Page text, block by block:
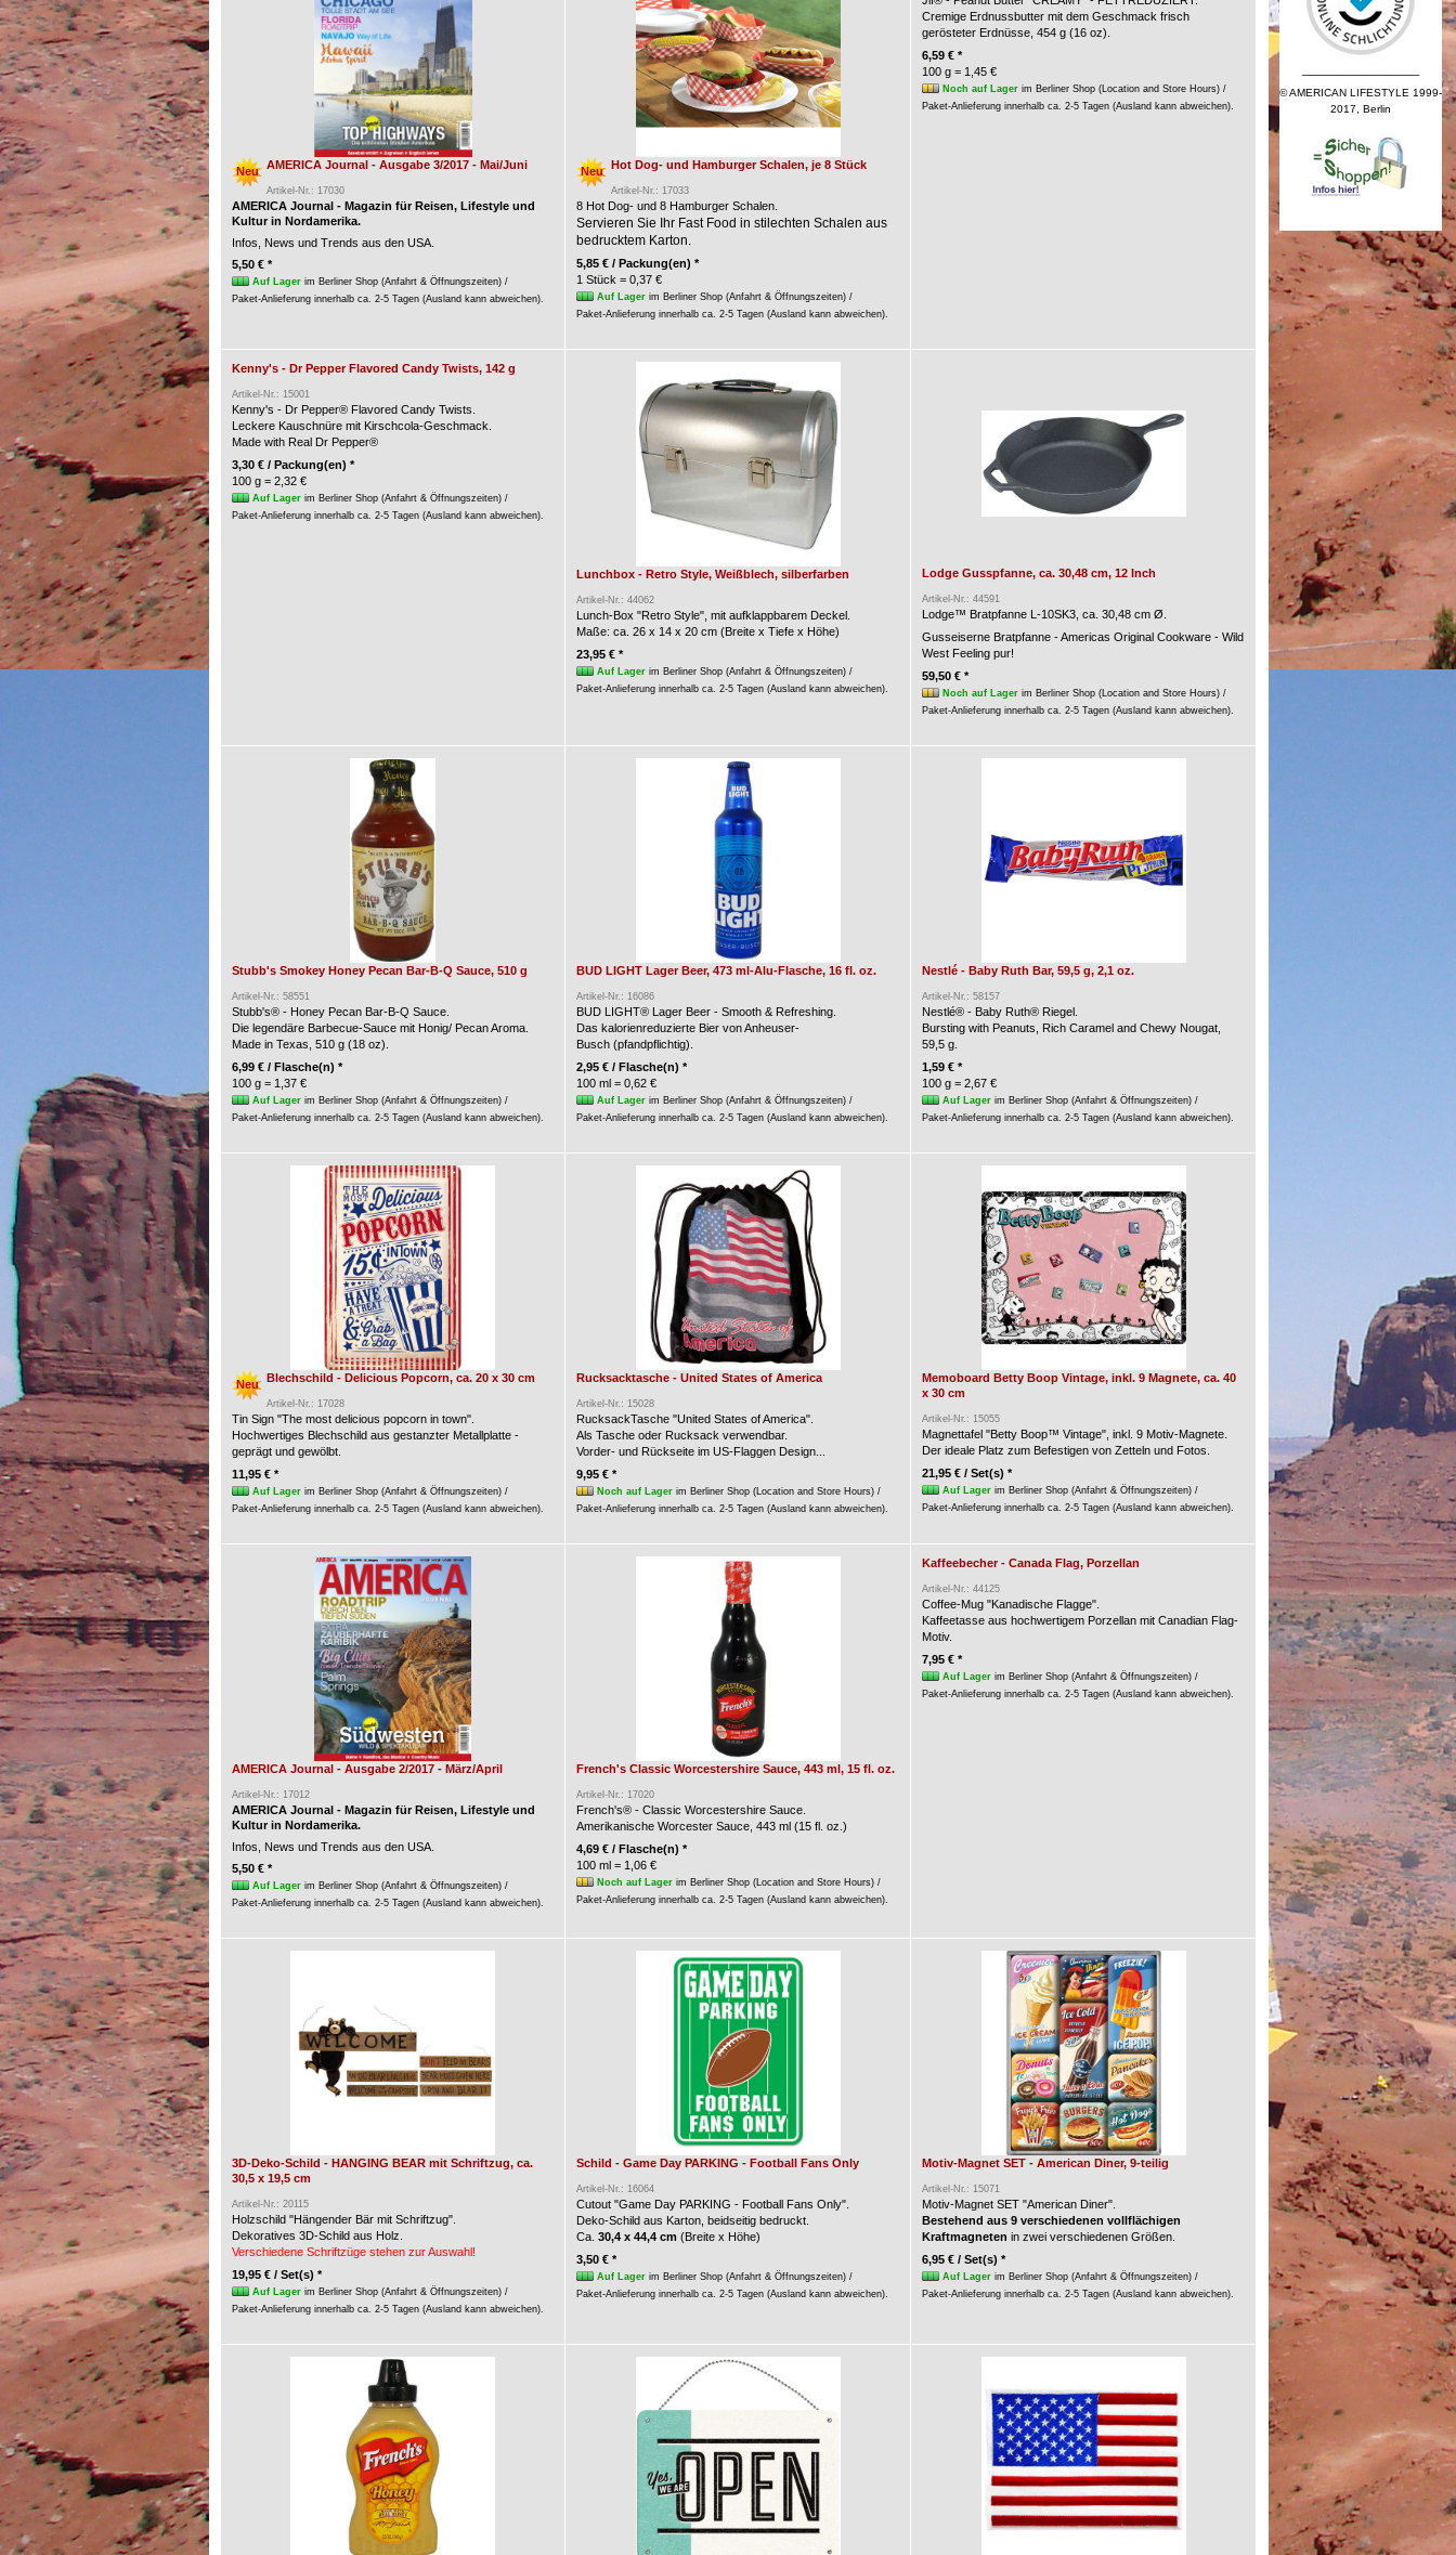
© AMERICAN LIFESTYLE 1999-
2017, Berlin
Neu AMERICA Journal - Ausgabe 3/2017 - Mai/Juni
Artikel-Nr.: 17030
AMERICA Journal - Magazin für Reisen, Lifestyle und
Kultur in Nordamerika.
Infos, News und Trends aus den USA.
5,50 € *
Auf Lager im Berliner Shop (Anfahrt & Öffnungszeiten) /
Paket-Anlieferung innerhalb ca. 2-5 Tagen (Ausland kann abweichen).
Neu Hot Dog- und Hamburger Schalen, je 8 Stück
Artikel-Nr.: 17033
8 Hot Dog- und 8 Hamburger Schalen.
Servieren Sie Ihr Fast Food in stilechten Schalen aus
bedrucktem Karton.
5,85 € / Packung(en) *
1 Stück = 0,37 €
Auf Lager im Berliner Shop (Anfahrt & Öffnungszeiten) /
Paket-Anlieferung innerhalb ca. 2-5 Tagen (Ausland kann abweichen).
Cremige Erdnussbutter mit dem Geschmack frisch
gerösteter Erdnüsse, 454 g (16 oz).
6,59 € *
100 g = 1,45 €
Noch auf Lager im Berliner Shop (Location and Store Hours) /
Paket-Anlieferung innerhalb ca. 2-5 Tagen (Ausland kann abweichen).
Kenny's - Dr Pepper Flavored Candy Twists, 142 g
Artikel-Nr.: 15001
Kenny's - Dr Pepper® Flavored Candy Twists.
Leckere Kauschnüre mit Kirschcola-Geschmack.
Made with Real Dr Pepper®
3,30 € / Packung(en) *
100 g = 2,32 €
Auf Lager im Berliner Shop (Anfahrt & Öffnungszeiten) /
Paket-Anlieferung innerhalb ca. 2-5 Tagen (Ausland kann abweichen).
Lunchbox - Retro Style, Weißblech, silberfarben
Artikel-Nr.: 44062
Lunch-Box "Retro Style", mit aufklappbarem Deckel.
Maße: ca. 26 x 14 x 20 cm (Breite x Tiefe x Höhe)
23,95 € *
Auf Lager im Berliner Shop (Anfahrt & Öffnungszeiten) /
Paket-Anlieferung innerhalb ca. 2-5 Tagen (Ausland kann abweichen).
Lodge Gusspfanne, ca. 30,48 cm, 12 Inch
Artikel-Nr.: 44591
Lodge™ Bratpfanne L-10SK3, ca. 30,48 cm Ø.
Gusseiserne Bratpfanne - Americas Original Cookware - Wild
West Feeling pur!
59,50 € *
Noch auf Lager im Berliner Shop (Location and Store Hours) /
Paket-Anlieferung innerhalb ca. 2-5 Tagen (Ausland kann abweichen).
Stubb's Smokey Honey Pecan Bar-B-Q Sauce, 510 g
Artikel-Nr.: 58551
Stubb's® - Honey Pecan Bar-B-Q Sauce.
Die legendäre Barbecue-Sauce mit Honig/ Pecan Aroma.
Made in Texas, 510 g (18 oz).
6,99 € / Flasche(n) *
100 g = 1,37 €
Auf Lager im Berliner Shop (Anfahrt & Öffnungszeiten) /
Paket-Anlieferung innerhalb ca. 2-5 Tagen (Ausland kann abweichen).
BUD LIGHT Lager Beer, 473 ml-Alu-Flasche, 16 fl. oz.
Artikel-Nr.: 16086
BUD LIGHT® Lager Beer - Smooth & Refreshing.
Das kalorienreduzierte Bier von Anheuser-
Busch (pfandpflichtig).
2,95 € / Flasche(n) *
100 ml = 0,62 €
Auf Lager im Berliner Shop (Anfahrt & Öffnungszeiten) /
Paket-Anlieferung innerhalb ca. 2-5 Tagen (Ausland kann abweichen).
Nestlé - Baby Ruth Bar, 59,5 g, 2,1 oz.
Artikel-Nr.: 58157
Nestlé® - Baby Ruth® Riegel.
Bursting with Peanuts, Rich Caramel and Chewy Nougat,
59,5 g.
1,59 € *
100 g = 2,67 €
Auf Lager im Berliner Shop (Anfahrt & Öffnungszeiten) /
Paket-Anlieferung innerhalb ca. 2-5 Tagen (Ausland kann abweichen).
Neu Blechschild - Delicious Popcorn, ca. 20 x 30 cm
Artikel-Nr.: 17028
Tin Sign "The most delicious popcorn in town".
Hochwertiges Blechschild aus gestanzter Metallplatte -
geprägt und gewölbt.
11,95 € *
Auf Lager im Berliner Shop (Anfahrt & Öffnungszeiten) /
Paket-Anlieferung innerhalb ca. 2-5 Tagen (Ausland kann abweichen).
Rucksacktasche - United States of America
Artikel-Nr.: 15028
RucksackTasche "United States of America".
Als Tasche oder Rucksack verwendbar.
Vorder- und Rückseite im US-Flaggen Design...
9,95 € *
Noch auf Lager im Berliner Shop (Location and Store Hours) /
Paket-Anlieferung innerhalb ca. 2-5 Tagen (Ausland kann abweichen).
Memoboard Betty Boop Vintage, inkl. 9 Magnete, ca. 40
x 30 cm
Artikel-Nr.: 15055
Magnettafel "Betty Boop™ Vintage", inkl. 9 Motiv-Magnete.
Der ideale Platz zum Befestigen von Zetteln und Fotos.
21,95 € / Set(s) *
Auf Lager im Berliner Shop (Anfahrt & Öffnungszeiten) /
Paket-Anlieferung innerhalb ca. 2-5 Tagen (Ausland kann abweichen).
AMERICA Journal - Ausgabe 2/2017 - März/April
Artikel-Nr.: 17012
AMERICA Journal - Magazin für Reisen, Lifestyle und
Kultur in Nordamerika.
Infos, News und Trends aus den USA.
5,50 € *
Auf Lager im Berliner Shop (Anfahrt & Öffnungszeiten) /
Paket-Anlieferung innerhalb ca. 2-5 Tagen (Ausland kann abweichen).
French's Classic Worcestershire Sauce, 443 ml, 15 fl. oz.
Artikel-Nr.: 17020
French's® - Classic Worcestershire Sauce.
Amerikanische Worcester Sauce, 443 ml (15 fl. oz.)
4,69 € / Flasche(n) *
100 ml = 1,06 €
Noch auf Lager im Berliner Shop (Location and Store Hours) /
Paket-Anlieferung innerhalb ca. 2-5 Tagen (Ausland kann abweichen).
Kaffeebecher - Canada Flag, Porzellan
Artikel-Nr.: 44125
Coffee-Mug "Kanadische Flagge".
Kaffeetasse aus hochwertigem Porzellan mit Canadian Flag-
Motiv.
7,95 € *
Auf Lager im Berliner Shop (Anfahrt & Öffnungszeiten) /
Paket-Anlieferung innerhalb ca. 2-5 Tagen (Ausland kann abweichen).
3D-Deko-Schild - HANGING BEAR mit Schriftzug, ca.
30,5 x 19,5 cm
Artikel-Nr.: 20115
Holzschild "Hängender Bär mit Schriftzug".
Dekoratives 3D-Schild aus Holz.
Verschiedene Schriftzüge stehen zur Auswahl!
19,95 € / Set(s) *
Auf Lager im Berliner Shop (Anfahrt & Öffnungszeiten) /
Paket-Anlieferung innerhalb ca. 2-5 Tagen (Ausland kann abweichen).
Schild - Game Day PARKING - Football Fans Only
Artikel-Nr.: 16064
Cutout "Game Day PARKING - Football Fans Only".
Deko-Schild aus Karton, beidseitig bedruckt.
Ca.30,4 x 44,4 cm (Breite x Höhe)
3,50 € *
Auf Lager im Berliner Shop (Anfahrt & Öffnungszeiten) /
Paket-Anlieferung innerhalb ca. 2-5 Tagen (Ausland kann abweichen).
Motiv-Magnet SET - American Diner, 9-teilig
Artikel-Nr.: 15071
Motiv-Magnet SET "American Diner".
Bestehend aus 9 verschiedenen vollflächigen
Kraftmagneten in zwei verschiedenen Größen.
6,95 € / Set(s) *
Auf Lager im Berliner Shop (Anfahrt & Öffnungszeiten) /
Paket-Anlieferung innerhalb ca. 2-5 Tagen (Ausland kann abweichen).